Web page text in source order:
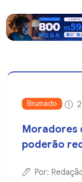
Brumado
Moradores
poderão
Por: